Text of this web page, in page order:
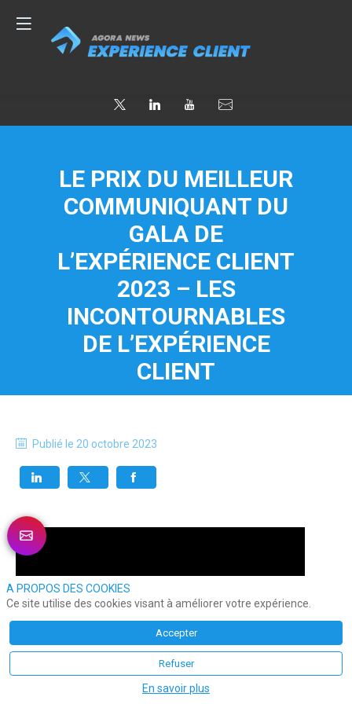
LE PRIX DU MEILLEUR
COMMUNIQUANT DU
GALA DE
L’EXPÉRIENCE CLIENT
2023 – LES
INCONTOURNABLES
DE L’EXPÉRIENCE
CLIENT
Publié le 20 octobre 2023
A PROPOS DES COOKIES
Ce site utilise des cookies visant à améliorer votre expérience.
Accepter
Refuser
En savoir plus